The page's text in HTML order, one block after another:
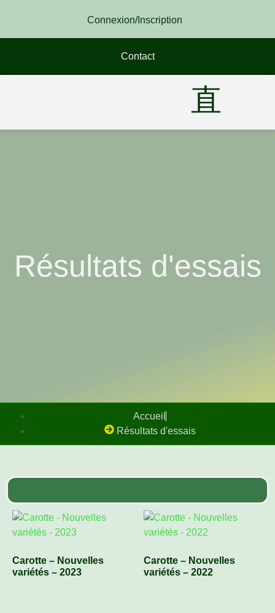
Connexion/Inscription
Contact
Résultats d'essais
Accueil
Résultats d'essais
Carotte – Nouvelles
variétés – 2023
Carotte – Nouvelles
variétés – 2022